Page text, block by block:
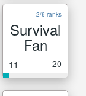
2/6 ranks
Survival
Fan
11 20